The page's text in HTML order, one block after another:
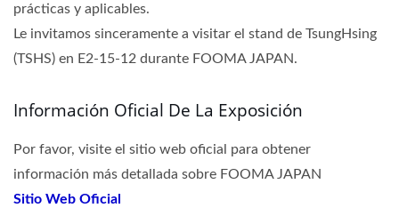
prácticas y aplicables.
Le invitamos sinceramente a visitar el stand de TsungHsing
(TSHS) en E2-15-12 durante FOOMA JAPAN.
Información Oficial De La Exposición
Por favor, visite el sitio web oficial para obtener
información más detallada sobre FOOMA JAPAN
Sitio Web Oficial